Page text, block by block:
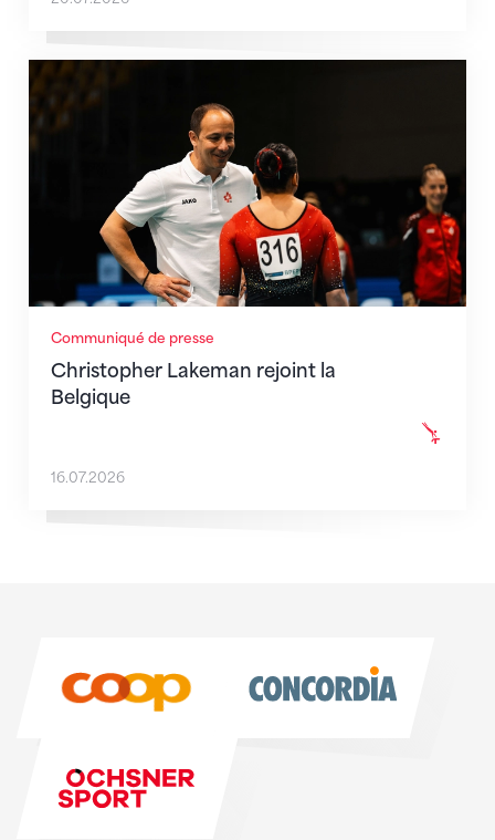
Communiqué de presse
Christopher Lakeman rejoint la
Belgique
Christopher Lakeman rejoint la Belgique
16.07.2026